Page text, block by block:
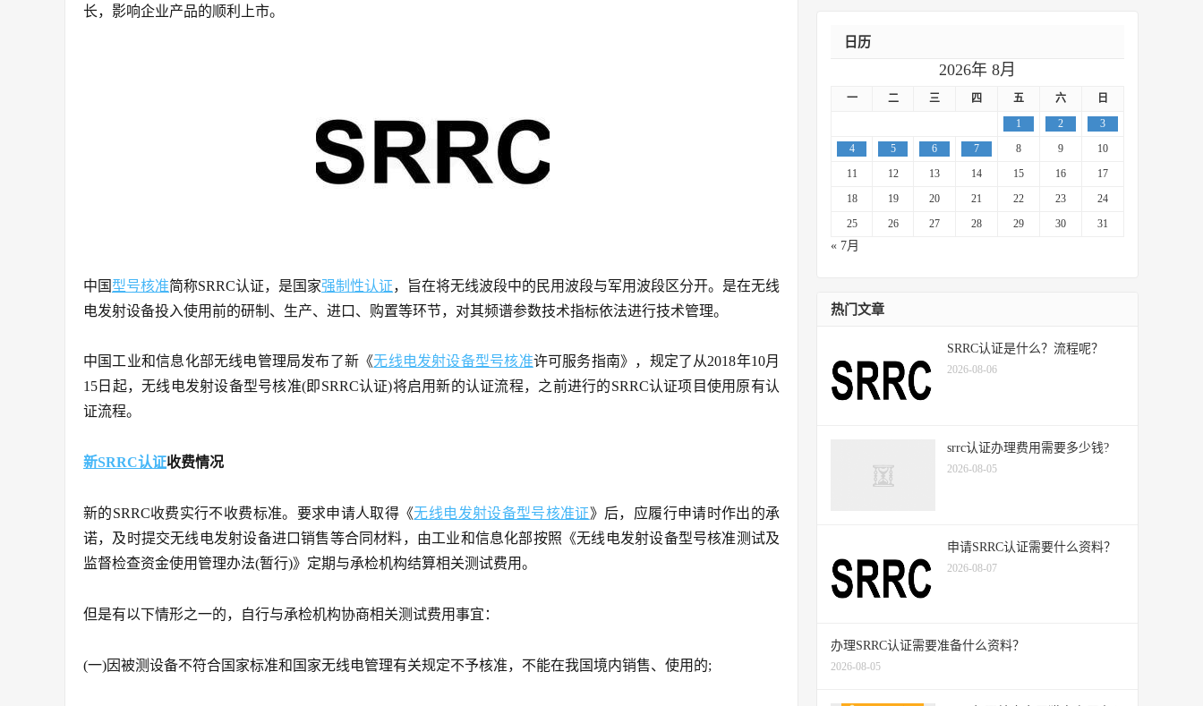
长，影响企业产品的顺利上市。
中国 型号核准简称SRRC认证，是国家强制性认证，旨在将无线波段中的民用波段与军用波段区分开。是在无线
电发射设备投入使用前的研制、生产、进口、购置等环节，对其频谱参数技术指标依法进行技术管理。
中国工业和信息化部无线电管理局发布了新《无线电发射设备型号核准许可服务指南》，规定了从2018年10月
15日起，无线电发射设备型号核准(即SRRC认证)将启用新的认证流程，之前进行的SRRC认证项目使用原有认
证流程。
新SRRC认证收费情况
新的SRRC收费实行不收费标准。要求申请人取得《无线电发射设备型号核准证》后，应履行申请时作出的承
诺，及时提交无线电发射设备进口销售等合同材料，由工业和信息化部按照《无线电发射设备型号核准测试及
监督检查资金使用管理办法(暂行)》定期与承检机构结算相关测试费用。
但是有以下情形之一的，自行与承检机构协商相关测试费用事宜：
(一)因被测设备不符合国家标准和国家无线电管理有关规定不予核准，不能在我国境内销售、使用的;
日历
2026年 8月
一 二 三 四 五 六
日
1
2
3
4
5 6 7 8 9
10
11
12 13 14 15 16
17
18
19 20 21 22 23
24
25
26 27 28 29 30 31
« 7月
热门文章
SRRC认证是什么？流程呢？
2026-08-06
srrc认证办理费用需要多少钱?
2026-08-05
申请SRRC认证需要什么资料？
2026-08-07
办理SRRC认证需要准备什么资料？
2026-08-05